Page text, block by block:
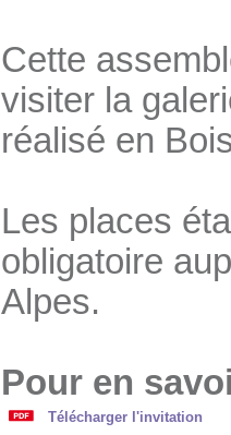
Cette
visiter la
réalisé en
Les places
obligatoire
Alpes.
Pour en
Télécharger l'invitation